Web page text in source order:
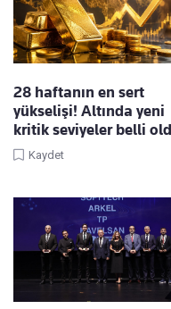
28 haftanın en sert
yükselişi! Altında yeni
kritik seviyeler belli
Kaydet